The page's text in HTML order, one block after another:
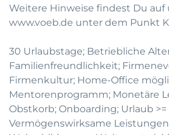
Weitere Hinweise findest Du auf
www.voeb.de unter dem Punkt
30 Urlaubstage; Betriebliche
Familienfreundlichkeit;
Firmenkultur; Home-Office
Mentorenprogramm; Monetäre
Obstkorb; Onboarding; Urlaub >=
Vermögenswirksame